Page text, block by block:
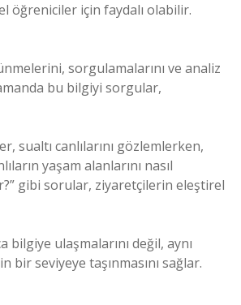
öğreniciler için faydalı olabilir.
sorgulamalarını ve analiz
bu bilgiyi sorgular,
canlılarını gözlemlerken,
yaşam alanlarını nasıl
gibi sorular, ziyaretçilerin eleştirel
ulaşmalarını değil, aynı
seviyeye taşınmasını sağlar.